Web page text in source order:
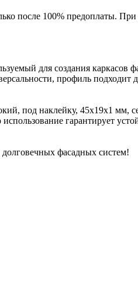
после 100% предоплаты.
для создания каркасов
профиль
под наклейку, 45х19х1 мм,
гарантирует
фасадных систем!